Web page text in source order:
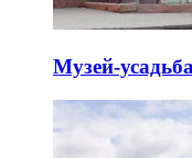
Музей-